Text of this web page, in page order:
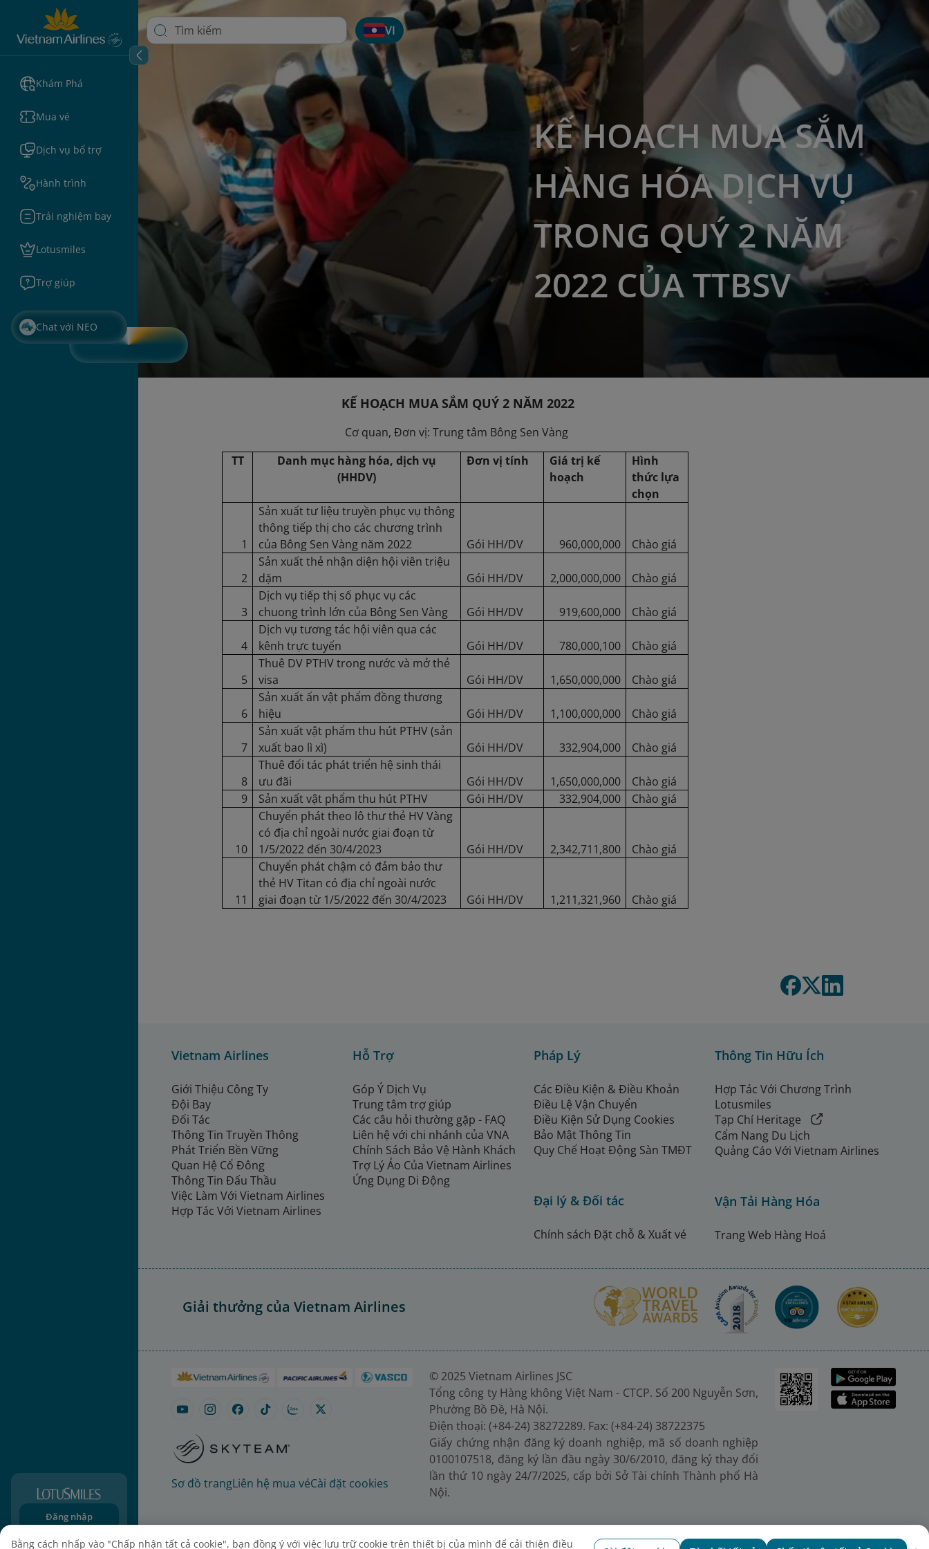
Khám Phá
Mua vé
Dịch vụ bổ trợ
Hành trình
Trải nghiệm bay
Lotusmiles
Trợ giúp
Chat với NEO
Đăng nhập
Đăng ký
VI
KẾ HOẠCH MUA SẮM
HÀNG HÓA DỊCH VỤ
TRONG QUÝ 2 NĂM
2022 CỦA TTBSV
KẾ HOẠCH MUA SẮM QUÝ 2 NĂM 2022
Cơ quan, Đơn vị: Trung tâm Bông Sen Vàng
TT
Danh mục hàng hóa, dịch vụ
(HHDV)
Đơn vị tính
Giá trị kế
hoạch
Hình
thức lựa
chọn
1
Sản xuất tư liệu truyền phục vụ thông
thông tiếp thị cho các chương trình
của Bông Sen Vàng năm 2022
Gói HH/DV 960,000,000 Chào giá
2
Sản xuất thẻ nhận diện hội viên triệu
dặm
Gói HH/DV 2,000,000,000 Chào giá
3
Dịch vụ tiếp thị số phục vụ các
chuong trình lớn của Bông Sen Vàng
Gói HH/DV 919,600,000 Chào giá
4
Dịch vụ tương tác hội viên qua các
kênh trực tuyến
Gói HH/DV 780,000,100 Chào giá
5
Thuê DV PTHV trong nước và mở thẻ
visa
Gói HH/DV 1,650,000,000 Chào giá
6
Sản xuất ấn vật phẩm đồng thương
hiệu
Gói HH/DV 1,100,000,000 Chào giá
7
Sản xuất vật phẩm thu hút PTHV (sản
xuất bao lì xì)
Gói HH/DV 332,904,000 Chào giá
8
Thuê đối tác phát triển hệ sinh thái
ưu đãi
Gói HH/DV 1,650,000,000
Chào giá
9
Sản xuất vật phẩm thu hút PTHV Gói HH/DV 332,904,000 Chào giá
10
Chuyển phát theo lô thư thẻ HV Vàng
có địa chỉ ngoài nước giai đoạn từ
1/5/2022 đến 30/4/2023
Gói HH/DV 2,342,711,800 Chào giá
11
Chuyển phát chậm có đảm bảo thư
thẻ HV Titan có địa chỉ ngoài nước
giai đoạn từ 1/5/2022 đến 30/4/2023
Gói HH/DV 1,211,321,960 Chào giá
Vietnam Airlines
Giới Thiệu Công Ty
Đội Bay
Đối Tác
Thông Tin Truyền Thông
Phát Triển Bền Vững
Quan Hệ Cổ Đông
Thông Tin Đấu Thầu
Việc Làm Với Vietnam Airlines
Hợp Tác Với Vietnam Airlines
Hỗ Trợ
Góp Ý Dịch Vụ
Trung tâm trợ giúp
Các câu hỏi thường gặp - FAQ
Liên hệ với chi nhánh của VNA
Chính Sách Bảo Vệ Hành Khách
Trợ Lý Ảo Của Vietnam Airlines
Ứng Dụng Di Động
Pháp Lý
Các Điều Kiện & Điều Khoản
Điều Lệ Vận Chuyển
Điều Kiện Sử Dụng Cookies
Bảo Mật Thông Tin
Quy Chế Hoạt Động Sàn TMĐT
Đại lý & Đối tác
Chính sách Đặt chỗ & Xuất vé
Thông Tin Hữu Ích
Hợp Tác Với Chương Trình
Lotusmiles
Tạp Chí Heritage
Cẩm Nang Du Lịch
Quảng Cáo Với Vietnam Airlines
Vận Tải Hàng Hóa
Trang Web Hàng Hoá
Giải thưởng của Vietnam Airlines
Sơ đồ trangLiên hệ mua véCài đặt cookies
© 2025 Vietnam Airlines JSC
Tổng công ty Hàng không Việt Nam - CTCP. Số 200 Nguyễn Sơn,
Phường Bồ Đề, Hà Nội.
Điện thoại: (+84-24) 38272289. Fax: (+84-24) 38722375
Giấy chứng nhận đăng ký doanh nghiệp, mã số doanh nghiệp
0100107518, đăng ký lần đầu ngày 30/6/2010, đăng ký thay đổi
lần thứ 10 ngày 24/7/2025, cấp bởi Sở Tài chính Thành phố Hà
Nội.
Bằng cách nhấp vào "Chấp nhận tất cả cookie", bạn đồng ý với việc lưu trữ cookie trên thiết bị của mình để cải thiện điều